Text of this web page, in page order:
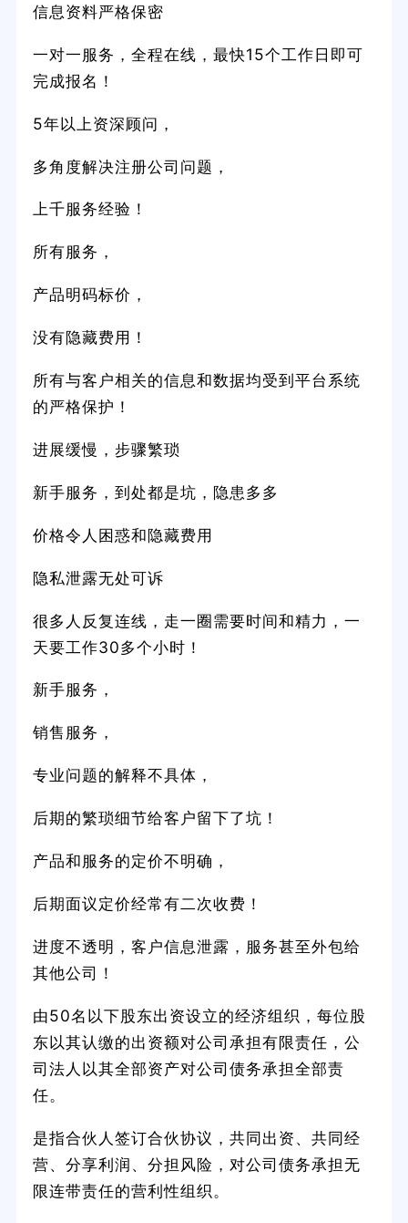
信息资料严格保密
一对一服务，全程在线，最快15个工作日即可
完成报名！
5年以上资深顾问，
多角度解决注册公司问题，
上千服务经验！
所有服务，
产品明码标价，
没有隐藏费用！
所有与客户相关的信息和数据均受到平台系统
的严格保护！
进展缓慢，步骤繁琐
新手服务，到处都是坑，隐患多多
价格令人困惑和隐藏费用
隐私泄露无处可诉
很多人反复连线，走一圈需要时间和精力，一
天要工作30多个小时！
新手服务，
销售服务，
专业问题的解释不具体，
后期的繁琐细节给客户留下了坑！
产品和服务的定价不明确，
后期面议定价经常有二次收费！
进度不透明，客户信息泄露，服务甚至外包给
其他公司！
由50名以下股东出资设立的经济组织，每位股
东以其认缴的出资额对公司承担有限责任，公
司法人以其全部资产对公司债务承担全部责
任。
是指合伙人签订合伙协议，共同出资、共同经
营、分享利润、分担风险，对公司债务承担无
限连带责任的营利性组织。